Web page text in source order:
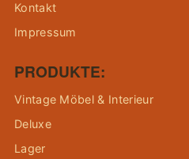
Kontakt
Impressum
PRODUKTE:
Vintage Möbel & Interieur
Deluxe
Lager